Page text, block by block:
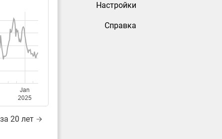
Настройки
Справка
Jan
2025
20 лет